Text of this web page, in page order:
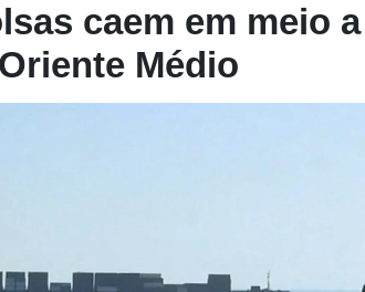
caem em meio
Médio